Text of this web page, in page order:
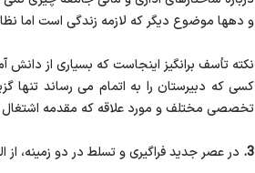
و دهها موضوع دیگر که لازمه زندگی است اما
کسی که دبیرستان را به اتمام می رساند تنها
تخصصی مختلف و مورد علاقه که مقدمه اشتغال
3. در عصر جدید فراگیری و تسلط در دو زمینه، از